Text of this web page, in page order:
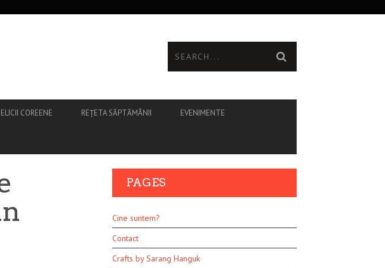
COREENE REȚETA SĂPTĂMÂNII EVENIMENTE
PAGES
Cine suntem?
Contact
Crafts by Sarang Hanguk